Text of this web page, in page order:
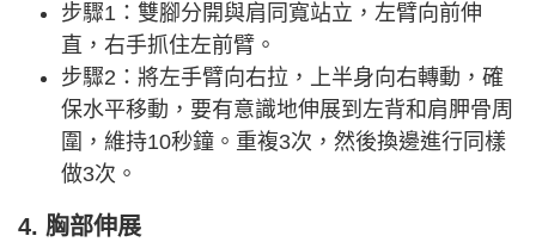
步驟1：雙腳分開與肩同寬站立，左臂向前伸
直，右手抓住左前臂。
步驟2：將左手臂向右拉，上半身向右轉動，確
保水平移動，要有意識地伸展到左背和肩胛骨周
圍，維持10秒鐘。重複3次，然後換邊進行同樣
做3次。
4. 胸部伸展